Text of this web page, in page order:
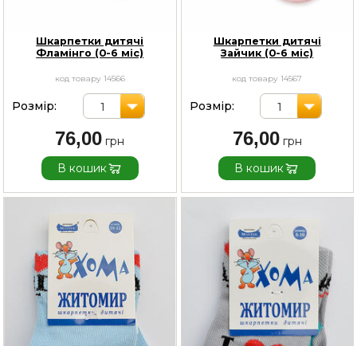
Шкарпетки дитячі
Фламінго (0-6 міс)
код товару 14566
Розмір: 1
76,00
В кошик
Шкарпетки дитячі
Зайчик (0-6 міс)
код товару 14567
Розмір: 1
76,00
В кошик